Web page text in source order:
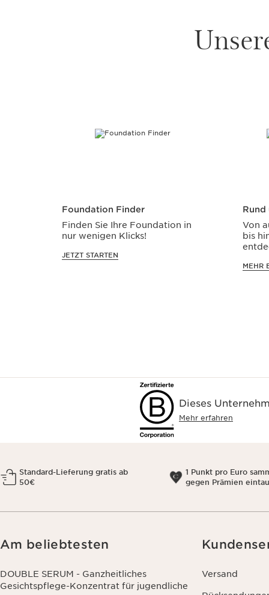
Foundation Finder
Finden Sie Ihre Foundation in
nur wenigen Klicks!
JETZT STARTEN
Rund
Von
bis
MEHR
Dieses
Mehr erfahren
Standard-Lieferung gratis ab
50€
1 Punkt pro Euro
gegen Prämien
Am beliebtesten
DOUBLE SERUM - Ganzheitliches
Gesichtspflege-Konzentrat für jugendliche
Versand